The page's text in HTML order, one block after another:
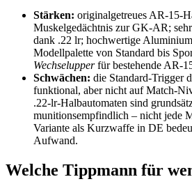
Stärken: originalgetreues AR-15-
Muskelgedächtnis zur GK-AR;
dank .22 lr; hochwertige
Modellpalette von Standard bis
Wechselupperfür bestehende AR-
Schwächen: die Standard-Trigger
funktional, aber nicht auf Match-
.22-lr-Halbautomaten sind
munitionsempfindlich – nicht jede
Variante als Kurzwaffe in DE
Aufwand.
Welche Tippmann für